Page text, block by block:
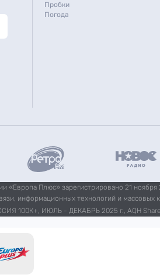
Пробки
Погода
«Европа Плюс» зарегистрировано 21
информационных технологий и массовых
100К+, ИЮЛЬ - ДЕКАБРЬ 2025 г., AQH